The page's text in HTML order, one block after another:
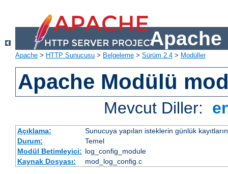
Apache
Apache > HTTP Sunucusu > Belgeleme > Sürüm 2.4 > Modüller
Apache Modülü
Mevcut Diller:
Açıklama:
Sunucuya yapılan isteklerin günlük
Durum:
Temel
Modül Betimleyici: log_config_module
Kaynak Dosyası:
mod_log_config.c